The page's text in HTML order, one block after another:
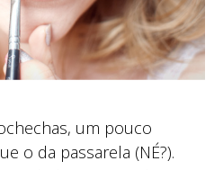
um pouco
o da passarela (NÉ?).